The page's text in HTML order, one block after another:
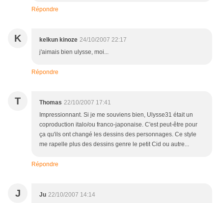
Répondre
K kelkun kinoze 24/10/2007 22:17
j'aimais bien ulysse, moi...
Répondre
T Thomas 22/10/2007 17:41
Impressionnant. Si je me souviens bien, Ulysse31 était un
coproduction italo/ou franco-japonaise. C'est peut-être pour
ça qu'ils ont changé les dessins des personnages. Ce style
me rapelle plus des dessins genre le petit Cid ou autre...
Répondre
J Ju 22/10/2007 14:14